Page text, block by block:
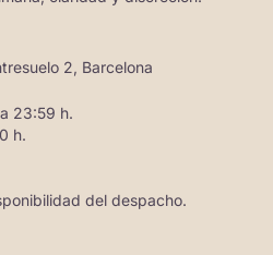
2, Barcelona
23:59 h.
h.
del despacho.